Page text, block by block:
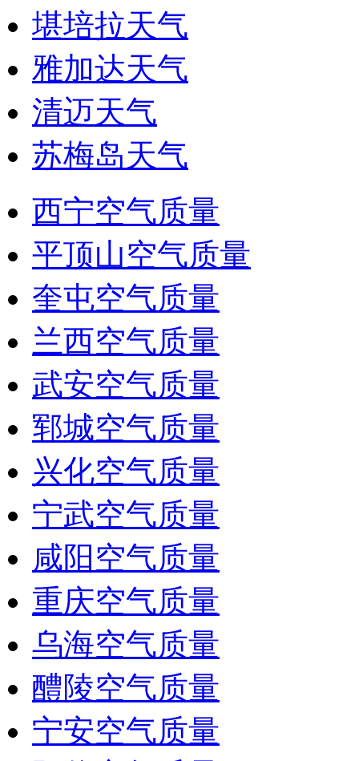
堪培拉天气
雅加达天气
清迈天气
苏梅岛天气
西宁空气质量
平顶山空气质量
奎屯空气质量
兰西空气质量
武安空气质量
郓城空气质量
兴化空气质量
宁武空气质量
咸阳空气质量
重庆空气质量
乌海空气质量
醴陵空气质量
宁安空气质量